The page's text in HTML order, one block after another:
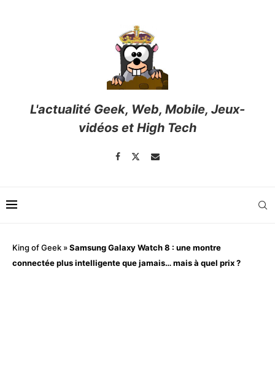
L'actualité Geek, Web, Mobile, Jeux-
vidéos et High Tech
King of Geek »Samsung Galaxy Watch 8 : une montre
connectée plus intelligente que jamais… mais à quel prix ?